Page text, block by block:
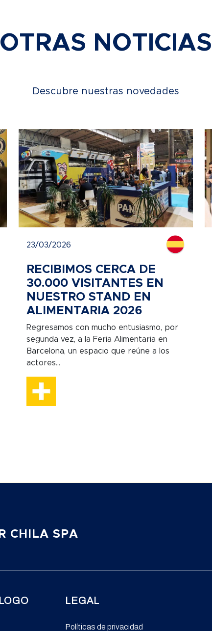
OTRAS NOTICIAS
Descubre nuestras novedades
23/03/2026
RECIBIMOS CERCA DE
30.000 VISITANTES EN
NUESTRO STAND EN
ALIMENTARIA 2026
Regresamos con mucho entusiasmo, por
segunda vez, a la Feria Alimentaria en
Barcelona, un espacio que reúne a los
actores...
CHILA SPA
LEGAL
Políticas de privacidad